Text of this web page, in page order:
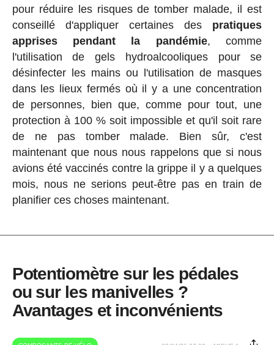
pour réduire les risques de tomber malade, il est
conseillé d'appliquer certaines des pratiques
apprises pendant la pandémie, comme
l'utilisation de gels hydroalcooliques pour se
désinfecter les mains ou l'utilisation de masques
dans les lieux fermés où il y a une concentration
de personnes, bien que, comme pour tout, une
protection à 100 % soit impossible et qu'il soit rare
de ne pas tomber malade. Bien sûr, c'est
maintenant que nous nous rappelons que si nous
avions été vaccinés contre la grippe il y a quelques
mois, nous ne serions peut-être pas en train de
planifier ces choses maintenant.
Potentiomètre sur les pédales
ou sur les manivelles ?
Avantages et inconvénients